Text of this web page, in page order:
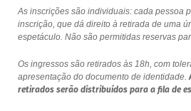
As inscrições são individuais: cada pessoa
inscrição, que dá direito à retirada de uma
espetáculo. Não são permitidas reservas
Os ingressos são retirados às 18h, com
apresentação do documento de identidade.
retirados serão distribuídos para a fila de